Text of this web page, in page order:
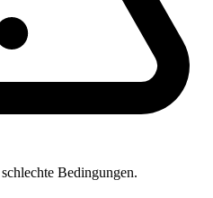
Bedingungen.